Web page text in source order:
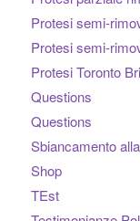
Protesi semi-
Protesi semi-
Protesi Toronto
Questions
Questions
Sbiancamento
Shop
TEst